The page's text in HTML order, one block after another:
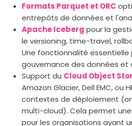
Formats Parquet et ORC
entrepôts de données et
Apache Iceberg pour la
le versioning, time-travel,
Une fonctionnalité essentielle
gouvernance des données et
Support du Cloud Object
Amazon Glacier, Dell EMC, ou
contextes de déploiement
multi-cloud). Cela permet
pour les organisations ayant